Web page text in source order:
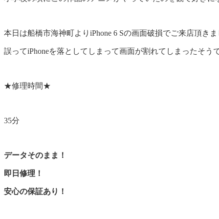
本日は船橋市海神町よりiPhone 6 Sの画面破損でご来店頂きま
誤ってiPhoneを落としてしまって画面が割れてしまったそう
★修理時間★
35分
データそのまま！
即日修理！
安心の保証あり！